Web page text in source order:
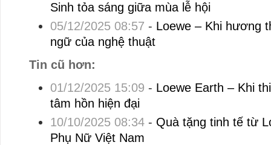
Sinh tỏa sáng giữa mùa lễ hội
05/12/2025 08:57 - Loewe – Khi hương
ngữ của nghệ thuật
Tin cũ hơn:
01/12/2025 15:09 - Loewe Earth – Khi
tâm hồn hiện đại
10/10/2025 08:34- Quà tặng tinh tế từ
Phụ Nữ Việt Nam